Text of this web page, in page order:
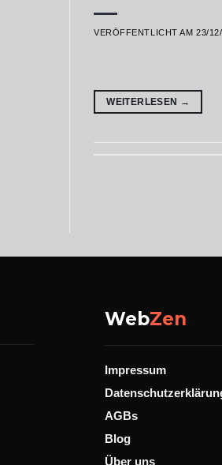
VERÖFFENTLICHT AM23/
WEITERLESEN →
WebZen
Impressum
AGBs
Blog
Über uns